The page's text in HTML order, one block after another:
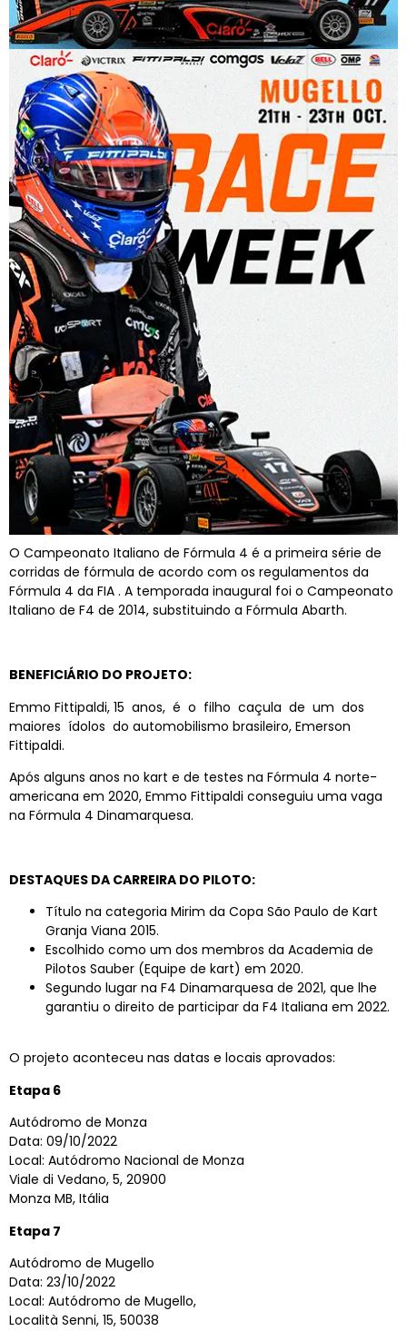
O Campeonato Italiano de Fórmula 4 é a primeira série de
corridas de fórmula de acordo com os regulamentos da
Fórmula 4 da FIA . A temporada inaugural foi o Campeonato
Italiano de F4 de 2014, substituindo a Fórmula Abarth.
BENEFICIÁRIO DO PROJETO:
Emmo Fittipaldi, 15 anos, é o filho caçula de um dos
maiores ídolos do automobilismo brasileiro, Emerson
Fittipaldi.
Após alguns anos no kart e de testes na Fórmula 4 norte-
americana em 2020, Emmo Fittipaldi conseguiu uma vaga
na Fórmula 4 Dinamarquesa.
DESTAQUES DA CARREIRA DO PILOTO:
Título na categoria Mirim da Copa São Paulo de Kart
Granja Viana 2015.
Escolhido como um dos membros da Academia de
Pilotos Sauber (Equipe de kart) em 2020.
Segundo lugar na F4 Dinamarquesa de 2021, que lhe
garantiu o direito de participar da F4 Italiana em 2022.
O projeto aconteceu nas datas e locais aprovados:
Etapa 6
Autódromo de Monza
Data: 09/10/2022
Local: Autódromo Nacional de Monza
Viale di Vedano, 5, 20900
Monza MB, Itália
Etapa 7
Autódromo de Mugello
Data: 23/10/2022
Local: Autódromo de Mugello,
Località Senni, 15, 50038